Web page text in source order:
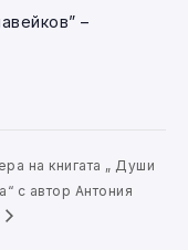
–
на книгата „ Души
с автор Антония